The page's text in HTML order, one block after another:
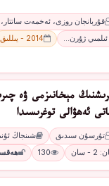
قۇربانجان روزى، ئەخمەت
ئىلمىي ژۇرن…
2014 - يىللىق
مېخانىزمى ۋە
ئەھۋالى توغرىسىدا
تۇرسۇن سىدىق
شىنجاڭ
- سان 130